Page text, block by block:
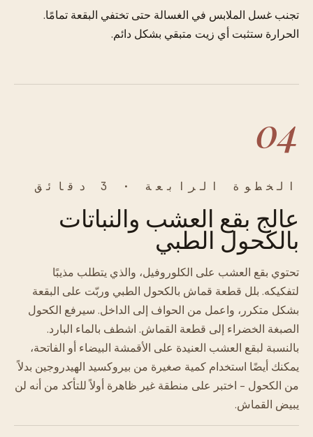
تجنب غسل الملابس في الغسالة حتى تختفي البقعة تمامًا.
الحرارة ستثبت أي زيت متبقي بشكل دائم.
04
الخطوة الرابعة · 3 دقائق
عالج بقع العشب والنباتات
بالكحول الطبي
تحتوي بقع العشب على الكلوروفيل، والذي يتطلب مذيبًا
لتفكيكه. بلل قطعة قماش بالكحول الطبي وربّت على البقعة
بشكل متكرر، واعمل من الحواف إلى الداخل. سيرفع الكحول
الصبغة الخضراء إلى قطعة القماش. اشطف بالماء البارد.
بالنسبة لبقع العشب العنيدة على الأقمشة البيضاء أو الفاتحة،
يمكنك أيضًا استخدام كمية صغيرة من بيروكسيد الهيدروجين بدلاً
من الكحول - اختبر على منطقة غير ظاهرة أولاً للتأكد من أنه لن
يبيض القماش.